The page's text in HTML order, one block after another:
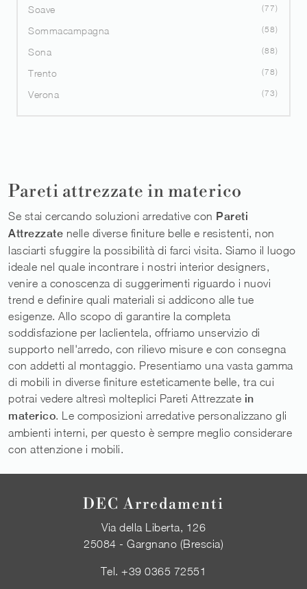
Soave 77
Sommacampagna 58
Sona 88
Trento 78
Verona 73
Pareti attrezzate in materico
Se stai cercando soluzioni arredative con Pareti
Attrezzate nelle diverse finiture belle e resistenti, non
lasciarti sfuggire la possibilità di farci visita. Siamo il luogo
ideale nel quale incontrare i nostri interior designers,
venire a conoscenza di suggerimenti riguardo i nuovi
trend e definire quali materiali si addicono alle tue
esigenze. Allo scopo di garantire la completa
soddisfazione per laclientela, offriamo unservizio di
supporto nell'arredo, con rilievo misure e con consegna
con addetti al montaggio. Presentiamo una vasta gamma
di mobili in diverse finiture esteticamente belle, tra cui
potrai vedere altresì molteplici Pareti Attrezzate in
materico. Le composizioni arredative personalizzano gli
ambienti interni, per questo è sempre meglio considerare
con attenzione i mobili.
DEC Arredamenti
Via della Liberta, 126
25084 - Gargnano (Brescia)
Tel.+39 0365 72551